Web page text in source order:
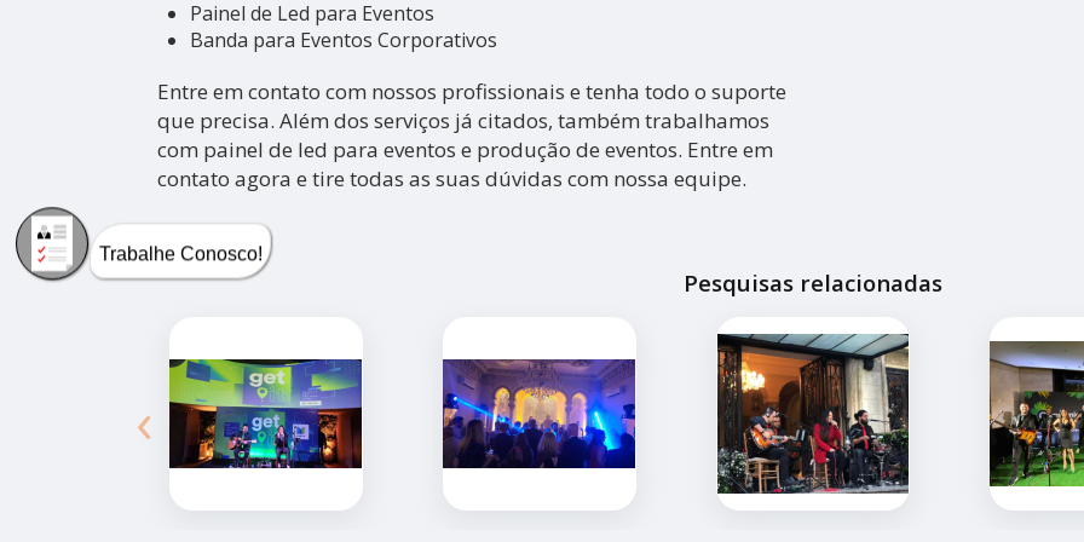
Painel de Led para Eventos
Banda para Eventos Corporativos
Entre em contato com nossos profissionais e tenha todo o suporte
que precisa. Além dos serviços já citados, também trabalhamos
com painel de led para eventos e produção de eventos. Entre em
contato agora e tire todas as suas dúvidas com nossa equipe.
Pesquisas relacionadas
‹
Trabalhe Conosco!